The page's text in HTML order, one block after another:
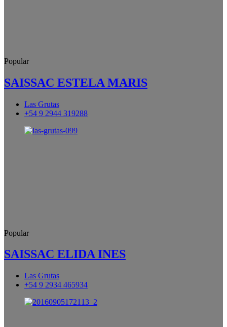
Popular
SAISSAC ESTELA MARIS
Las Grutas
+54 9 2944 319288
Popular
SAISSAC ELIDA INES
Las Grutas
+54 9 2934 465934